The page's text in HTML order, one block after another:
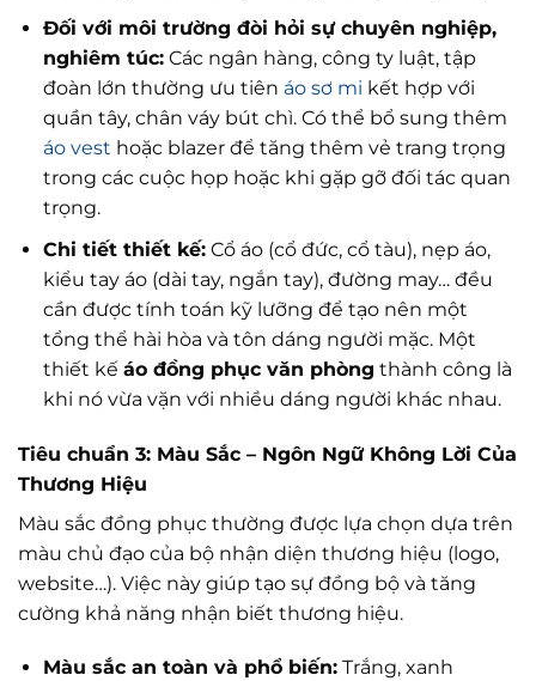
Đối với môi trường đòi hỏi sự chuyên nghiệp,
nghiêm túc:Các ngân hàng, công ty luật, tập
đoàn lớn thường ưu tiên áo sơ mi kết hợp với
quần tây, chân váy bút chì. Có thể bổ sung thêm
áo vest hoặc blazer để tăng thêm vẻ trang trọng
trong các cuộc họp hoặc khi gặp gỡ đối tác quan
trọng.
Chi tiết thiết kế:Cổ áo (cổ đức, cổ tàu), nẹp áo,
kiểu tay áo (dài tay, ngắn tay), đường may… đều
cần được tính toán kỹ lưỡng để tạo nên một
tổng thể hài hòa và tôn dáng người mặc. Một
thiết kế áo đồng phục văn phòng thành công là
khi nó vừa vặn với nhiều dáng người khác nhau.
Tiêu chuẩn 3: Màu Sắc – Ngôn Ngữ Không Lời Của
Thương Hiệu
Màu sắc đồng phục thường được lựa chọn dựa trên
màu chủ đạo của bộ nhận diện thương hiệu (logo,
website…). Việc này giúp tạo sự đồng bộ và tăng
cường khả năng nhận biết thương hiệu.
Màu sắc an toàn và phổ biến:Trắng, xanh